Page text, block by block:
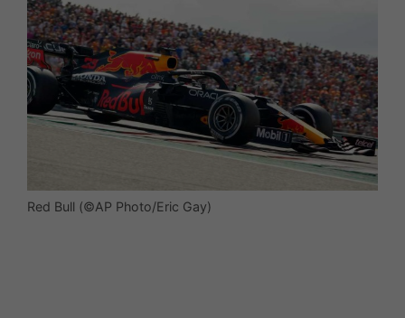
Red Bull (©AP Photo/Eric Gay)